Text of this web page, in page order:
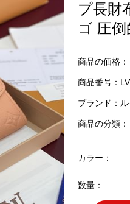
プ長財
ゴ 圧
商品の価格：
商品番号：
ブランド：
商品の分類：
カラー：
数量：